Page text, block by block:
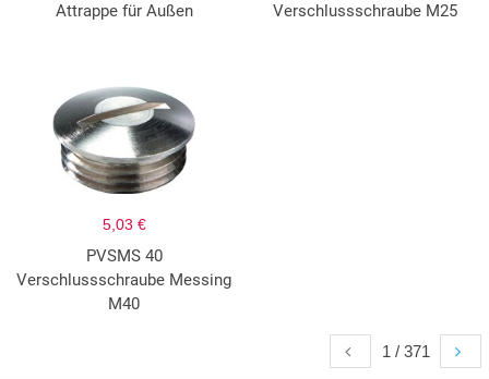
Attrappe für Außen
Verschlussschraube M25
5,03 €
PVSMS 40
Verschlussschraube Messing
M40
1 / 371